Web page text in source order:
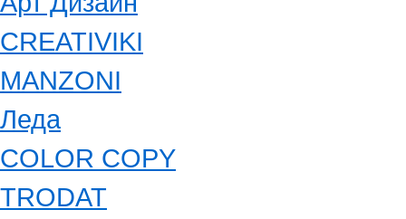
CREATIVIKI
MANZONI
Леда
COLOR COPY
TRODAT